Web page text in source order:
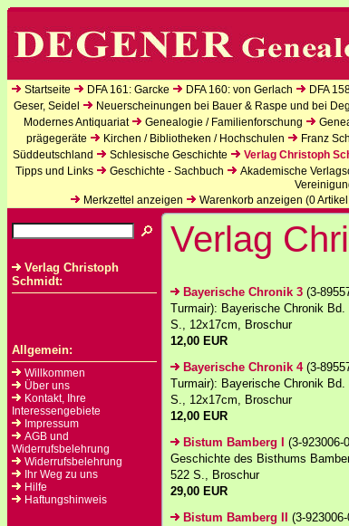
Startseite DFA 161: Garcke DFA 160: von Gerlach DFA
Geser, Seidel
Neuerscheinungen bei Bauer & Raspe und bei
Modernes Antiquariat
Genealogie / Familienforschung
prägegeräte
Kirchen / Bibliotheken / Hochschulen Franz
Süddeutschland
Schlesische Geschichte Verlag Christoph
Tipps und Links
Geschichte - Sachbuch Akademische
Merkzettel anzeigen
Warenkorb anzeigen (0
Verlag Christoph
Schmidt:
Allgemein:
Willkommen
Über uns
Kontakt, Ihre
Interessengebiete
Impressum
AGB und
Widerrufsbelehrung
Widerrufsbelehrung
Ihr Weg zu uns
Hilfe
Haftungshinweis
Verlag
Bayerische Chronik 3 (3-
Turmair): Bayerische Chronik
S., 12x17cm, Broschur
12,00 EUR
Bayerische Chronik 4(3-
Turmair): Bayerische Chronik
S., 12x17cm, Broschur
12,00 EUR
Bistum Bamberg I
(3-923006-
Geschichte des Bisthums
522 S., Broschur
29,00 EUR
Bistum Bamberg II
(3-